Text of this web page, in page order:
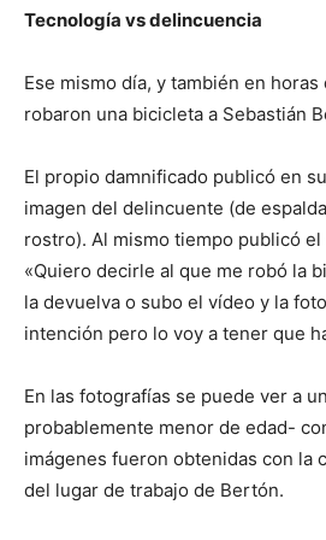
Tecnología vs delincuencia
Ese mismo día, y también en horas
robaron una bicicleta a Sebastián
El propio damnificado publicó en
imagen del delincuente (de
rostro). Al mismo tiempo publicó
«Quiero decirle al que me robó la
la devuelva o subo el vídeo y la
intención pero lo voy a tener que
En las fotografías se puede ver a
probablemente menor de edad-
imágenes fueron obtenidas con la
del lugar de trabajo de Bertón.